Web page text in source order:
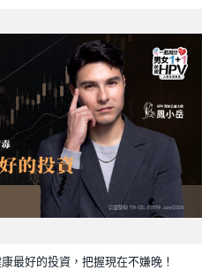
最好的投資，把握現在不嫌晚！